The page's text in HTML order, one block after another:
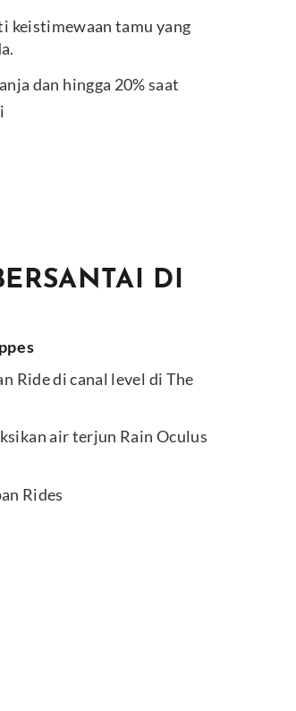
keistimewaan tamu yang
dan hingga 20% saat
DI
Ride di canal level di The
air terjun Rain Oculus
Rides